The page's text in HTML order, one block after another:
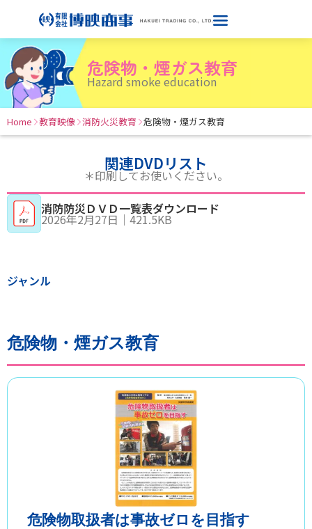
危険物・煙ガス教育
Hazard smoke education
Home 教育映像 消防火災教育 危険物・煙ガス教育
関連DVDリスト
＊印刷してお使いください。
消防防災ＤＶＤ一覧表ダウンロード
2026年2月27日 ｜ 421.5KB
ジャンル
危険物・煙ガス教育
危険物取扱者は事故ゼロを目指す